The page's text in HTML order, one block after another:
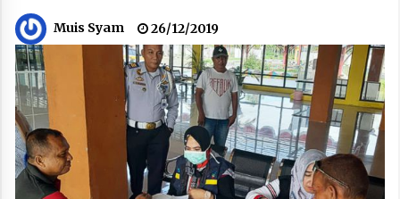
Muis Syam 26/12/2019